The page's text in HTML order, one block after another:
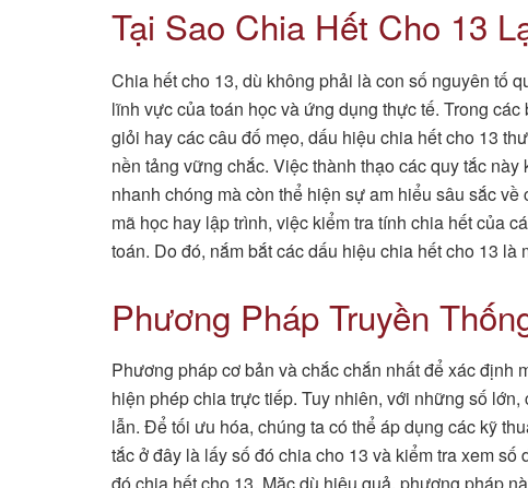
Tại Sao Chia Hết Cho 13
Chia hết cho 13, dù không phải là con số nguyên tố
lĩnh vực của toán học và ứng dụng thực tế. Trong
giỏi hay các câu đố mẹo, dấu hiệu chia hết cho 13
nền tảng vững chắc. Việc thành thạo các quy tắc
nhanh chóng mà còn thể hiện sự am hiểu sâu sắc
mã học hay lập trình, việc kiểm tra tính chia hết của
toán. Do đó, nắm bắt các dấu hiệu chia hết cho 13
Phương Pháp Truyền
Phương pháp cơ bản và chắc chắn nhất để xác định
hiện phép chia trực tiếp. Tuy nhiên, với những số
lẫn. Để tối ưu hóa, chúng ta có thể áp dụng các kỹ
tắc ở đây là lấy số đó chia cho 13 và kiểm tra xem